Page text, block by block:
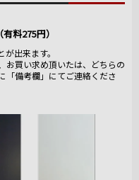
（有料275円）
出来ます。
買い求め頂いたは、どちらの
「備考欄」にてご連絡くださ